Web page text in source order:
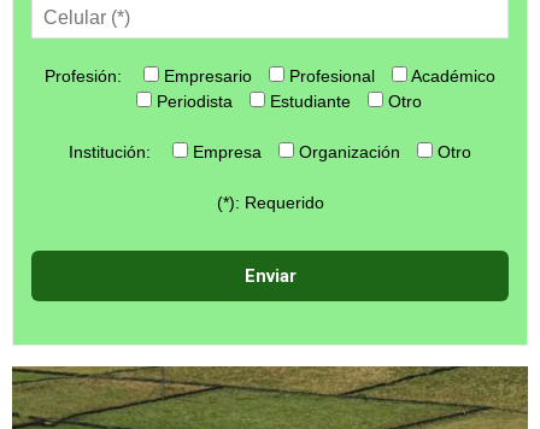
Profesión: Empresario Profesional
Académico
Periodista
Estudiante Otro
Institución: Empresa Organización Otro
(*): Requerido